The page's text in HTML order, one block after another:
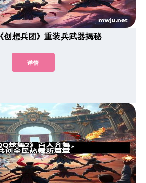
创想兵团》重装兵武器揭秘
详情